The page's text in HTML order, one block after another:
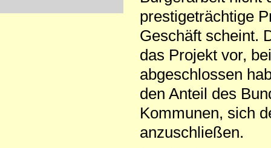
prestigeträchtige
Geschäft scheint.
das Projekt vor,
abgeschlossen
den Anteil des
Kommunen, sich
anzuschließen.